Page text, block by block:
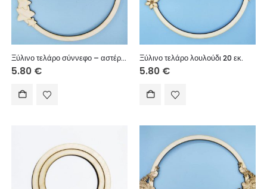
Ξύλινο τελάρο σύννεφο – αστέρι 20 εκ.
5.80 €
Ξύλινο τελάρο λουλούδι 20 εκ.
5.80 €